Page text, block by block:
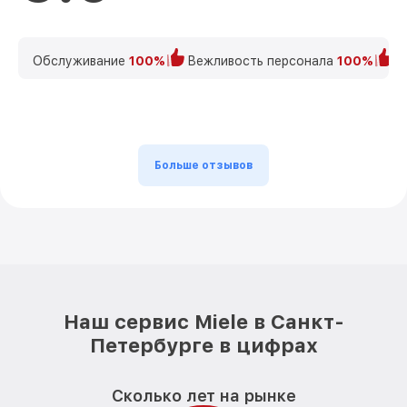
Обслуживание 100% Вежливость персонала 100%
Больше отзывов
Наш сервис Miele в Санкт-
Петербурге в цифрах
Сколько лет на рынке